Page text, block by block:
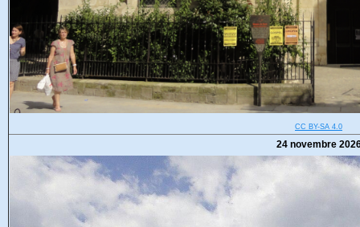
CC BY-SA 4.0
24 novembre